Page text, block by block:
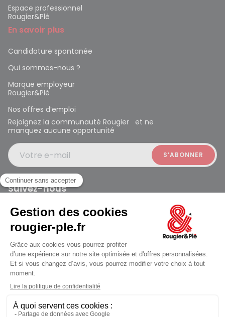
Espace professionnel
Rougier&Plé
En savoir plus
Candidature spontanée
Qui sommes-nous ?
Marque employeur
Rougier&Plé
Nos offres d’emploi
Rejoignez la communauté Rougier et ne
manquez aucune opportunité
Votre e-mail
Suivez-nous
Rougier et Plé 2024 Copyright
Mentions légales
Conditions générales des ventes